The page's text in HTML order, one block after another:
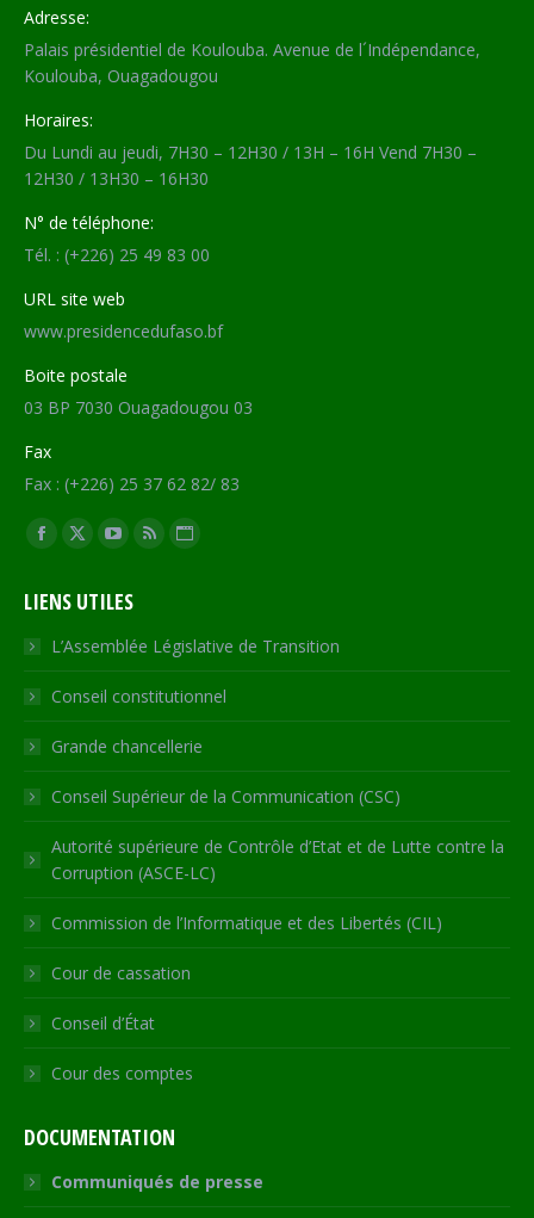
Adresse:
Palais présidentiel de Koulouba. Avenue de l´Indépendance,
Koulouba, Ouagadougou
Horaires:
Du Lundi au jeudi, 7H30 – 12H30 / 13H – 16H Vend 7H30 –
12H30 / 13H30 – 16H30
N° de téléphone:
Tél. : (+226) 25 49 83 00
URL site web
www.presidencedufaso.bf
Boite postale
03 BP 7030 Ouagadougou 03
Fax
Fax : (+226) 25 37 62 82/ 83
Trouvez nous sur :
Facebook
opens
in
new
window
X
opens
in
new
window
YouTube
opens
in
new
window
RSS
in
new
window
Site
opens
in
new
LIENS UTILES
L’Assemblée Législative de Transition
Conseil constitutionnel
Grande chancellerie
Conseil Supérieur de la Communication (CSC)
Autorité supérieure de Contrôle d’Etat et de Lutte contre la
Corruption (ASCE-LC)
Commission de l’Informatique et des Libertés (CIL)
Cour de cassation
Conseil d’État
Cour des comptes
DOCUMENTATION
Communiqués de presse